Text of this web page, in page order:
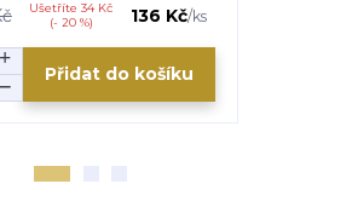
Ušetříte 34 Kč
(- 20 %)
136 Kč/ks
Přidat do košíku